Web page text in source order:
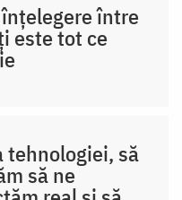
între
este tot ce
tehnologiei, să
să ne